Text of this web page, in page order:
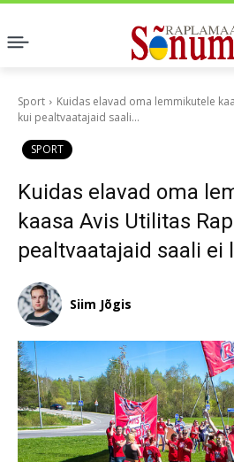
Sport
Kuidas elavad oma lemmikutele
kui pealtvaatajaid saali...
SPORT
Kuidas elavad oma
kaasa Avis Utilitas
pealtvaatajaid saali ei
Siim Jõgis